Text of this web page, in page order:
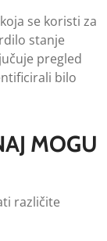
se koristi za
stanje
pregled
bilo
MOGU
različite